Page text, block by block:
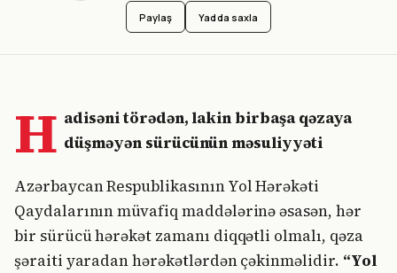
Paylaş Yadda saxla
H adisəni törədən, lakin birbaşa qəzaya
düşməyən sürücünün məsuliyyəti
Azərbaycan Respublikasının Yol Hərəkəti
Qaydalarının müvafiq maddələrinə əsasən, hər
bir sürücü hərəkət zamanı diqqətli olmalı, qəza
şəraiti yaradan hərəkətlərdən çəkinməlidir. “Yol